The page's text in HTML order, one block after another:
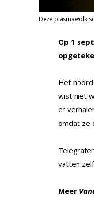
Deze plasmawolk
Op 1
Het
wist niet
er
omdat ze
vatten
Meer